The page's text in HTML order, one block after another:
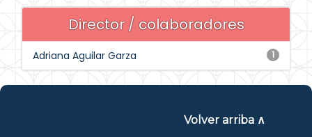
Director / colaboradores
1
Adriana Aguilar Garza
Volver arriba ∧